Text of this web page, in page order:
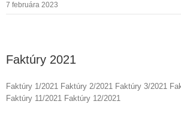
7 februára 2023
Faktúry 2021
Faktúry 1/2021 Faktúry 2/2021 Faktúry 3/2021
Faktúry 11/2021 Faktúry 12/2021